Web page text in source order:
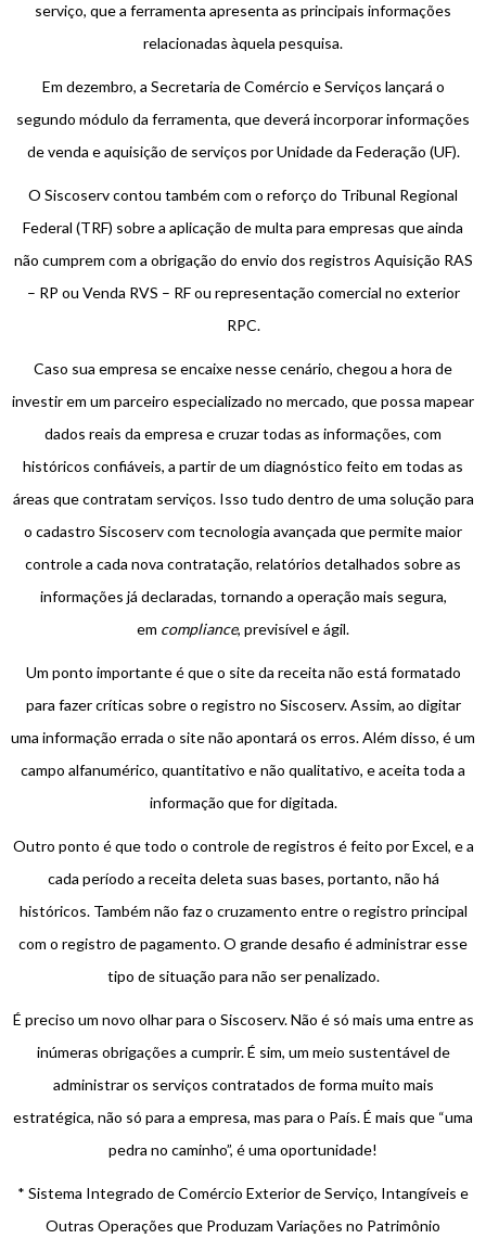
serviço, que a ferramenta apresenta as principais informações
relacionadas àquela pesquisa.
Em dezembro, a Secretaria de Comércio e Serviços lançará o
segundo módulo da ferramenta, que deverá incorporar informações
de venda e aquisição de serviços por Unidade da Federação (UF).
O Siscoserv contou também com o reforço do Tribunal Regional
Federal (TRF) sobre a aplicação de multa para empresas que ainda
não cumprem com a obrigação do envio dos registros Aquisição RAS
– RP ou Venda RVS – RF ou representação comercial no exterior
RPC.
Caso sua empresa se encaixe nesse cenário, chegou a hora de
investir em um parceiro especializado no mercado, que possa mapear
dados reais da empresa e cruzar todas as informações, com
históricos confiáveis, a partir de um diagnóstico feito em todas as
áreas que contratam serviços. Isso tudo dentro de uma solução para
o cadastro Siscoserv com tecnologia avançada que permite maior
controle a cada nova contratação, relatórios detalhados sobre as
informações já declaradas, tornando a operação mais segura,
em compliance, previsível e ágil.
Um ponto importante é que o site da receita não está formatado
para fazer críticas sobre o registro no Siscoserv. Assim, ao digitar
uma informação errada o site não apontará os erros. Além disso, é um
campo alfanumérico, quantitativo e não qualitativo, e aceita toda a
informação que for digitada.
Outro ponto é que todo o controle de registros é feito por Excel, e a
cada período a receita deleta suas bases, portanto, não há
históricos. Também não faz o cruzamento entre o registro principal
com o registro de pagamento. O grande desafio é administrar esse
tipo de situação para não ser penalizado.
É preciso um novo olhar para o Siscoserv. Não é só mais uma entre as
inúmeras obrigações a cumprir. É sim, um meio sustentável de
administrar os serviços contratados de forma muito mais
estratégica, não só para a empresa, mas para o País. É mais que “uma
pedra no caminho”, é uma oportunidade!
* Sistema Integrado de Comércio Exterior de Serviço, Intangíveis e
Outras Operações que Produzam Variações no Patrimônio